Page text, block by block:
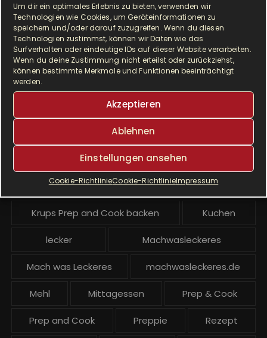
Um dir ein optimales Erlebnis zu bieten, verwenden wir
Technologien wie Cookies, um Geräteinformationen zu
speichern und/oder darauf zuzugreifen. Wenn du diesen
Technologien zustimmst, können wir Daten wie das
Surfverhalten oder eindeutige IDs auf dieser Website verarbeiten.
Wenn du deine Zustimmung nicht erteilst oder zurückziehst,
können bestimmte Merkmale und Funktionen beeinträchtigt
werden.
Akzeptieren
Ablehnen
Einstellungen ansehen
Cookie-RichtlinieCookie-RichtlinieImpressum
Hauptgericht Hefe Hefeteig
HP5031 HP 5031
I Prep & Cook Gourmet kochen
Krups Master Perfect Gourmet
Krups Prep & Cook
Krups Prep & Cook Rezepte
Krups Prep and Cook
Krups Prep and Cook backen Kuchen
lecker Machwasleckeres
Mach was Leckeres machwasleckeres.de
Mehl Mittagessen Prep & Cook
Prep and Cook Preppie Rezept